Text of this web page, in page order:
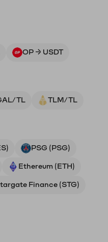
OP → USDT
TL TLM/TL
PSG (PSG)
Ethereum (ETH)
Finance (STG)